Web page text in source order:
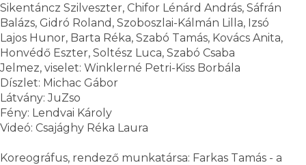
Sikentáncz Szilveszter, Chifor Lénárd András, Sáfrán
Balázs, Gidró Roland, Szoboszlai-Kálmán Lilla, Izsó
Lajos Hunor, Barta Réka, Szabó Tamás, Kovács Anita,
Honvédő Eszter, Soltész Luca, Szabó Csaba
Jelmez, viselet: Winklerné Petri-Kiss Borbála
Díszlet: Michac Gábor
Látvány: JuZso
Fény: Lendvai Károly
Videó: Csajághy Réka Laura
Koreográfus, rendező munkatársa: Farkas Tamás - a